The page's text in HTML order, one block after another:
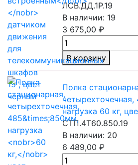
ЛСВ.ДД.1Р.19
В наличии: 19
3 675,00 ₽
В корзину
Полка
нагрузка 60 кг,
СТП.4Т60.850.19
В наличии: 20
6 489,00 ₽